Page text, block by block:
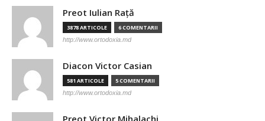
Preot Iulian Raţă
3878 ARTICOLE 6 COMENTARII
http://www.ortodoxia.md
Diacon Victor Casian
581 ARTICOLE 5 COMENTARII
http://www.ortodoxia.md